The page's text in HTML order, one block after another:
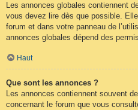
Les annonces globales contiennent
vous devez lire dès que possible.
forum et dans votre panneau de
annonces globales dépend des
Haut
Que sont les annonces ?
Les annonces contiennent souvent
concernant le forum que vous